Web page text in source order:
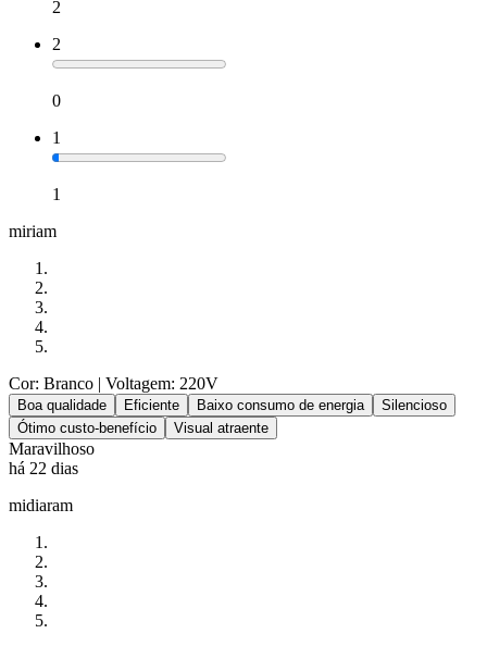
2
2
0
1
1
miriam
Cor: Branco | Voltagem: 220V
Boa qualidade Eficiente Baixo consumo de energia
Silencioso
Ótimo custo-benefício
Visual atraente
Maravilhoso
há 22 dias
midiaram